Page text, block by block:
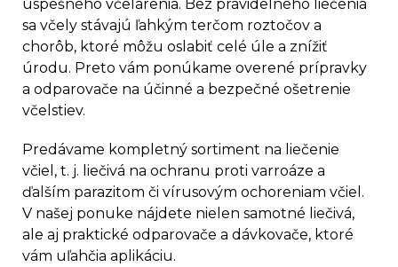
úspešného včelárenia. Bez pravidelného liečenia
sa včely stávajú ľahkým terčom roztočov a
chorôb, ktoré môžu oslabiť celé úle a znížiť
úrodu. Preto vám ponúkame overené prípravky
a odparovače na účinné a bezpečné ošetrenie
včelstiev.
Predávame kompletný sortiment na liečenie
včiel, t. j. liečivá na ochranu proti varroáze a
ďalším parazitom či vírusovým ochoreniam včiel.
V našej ponuke nájdete nielen samotné liečivá,
ale aj praktické odparovače a dávkovače, ktoré
vám uľahčia aplikáciu.